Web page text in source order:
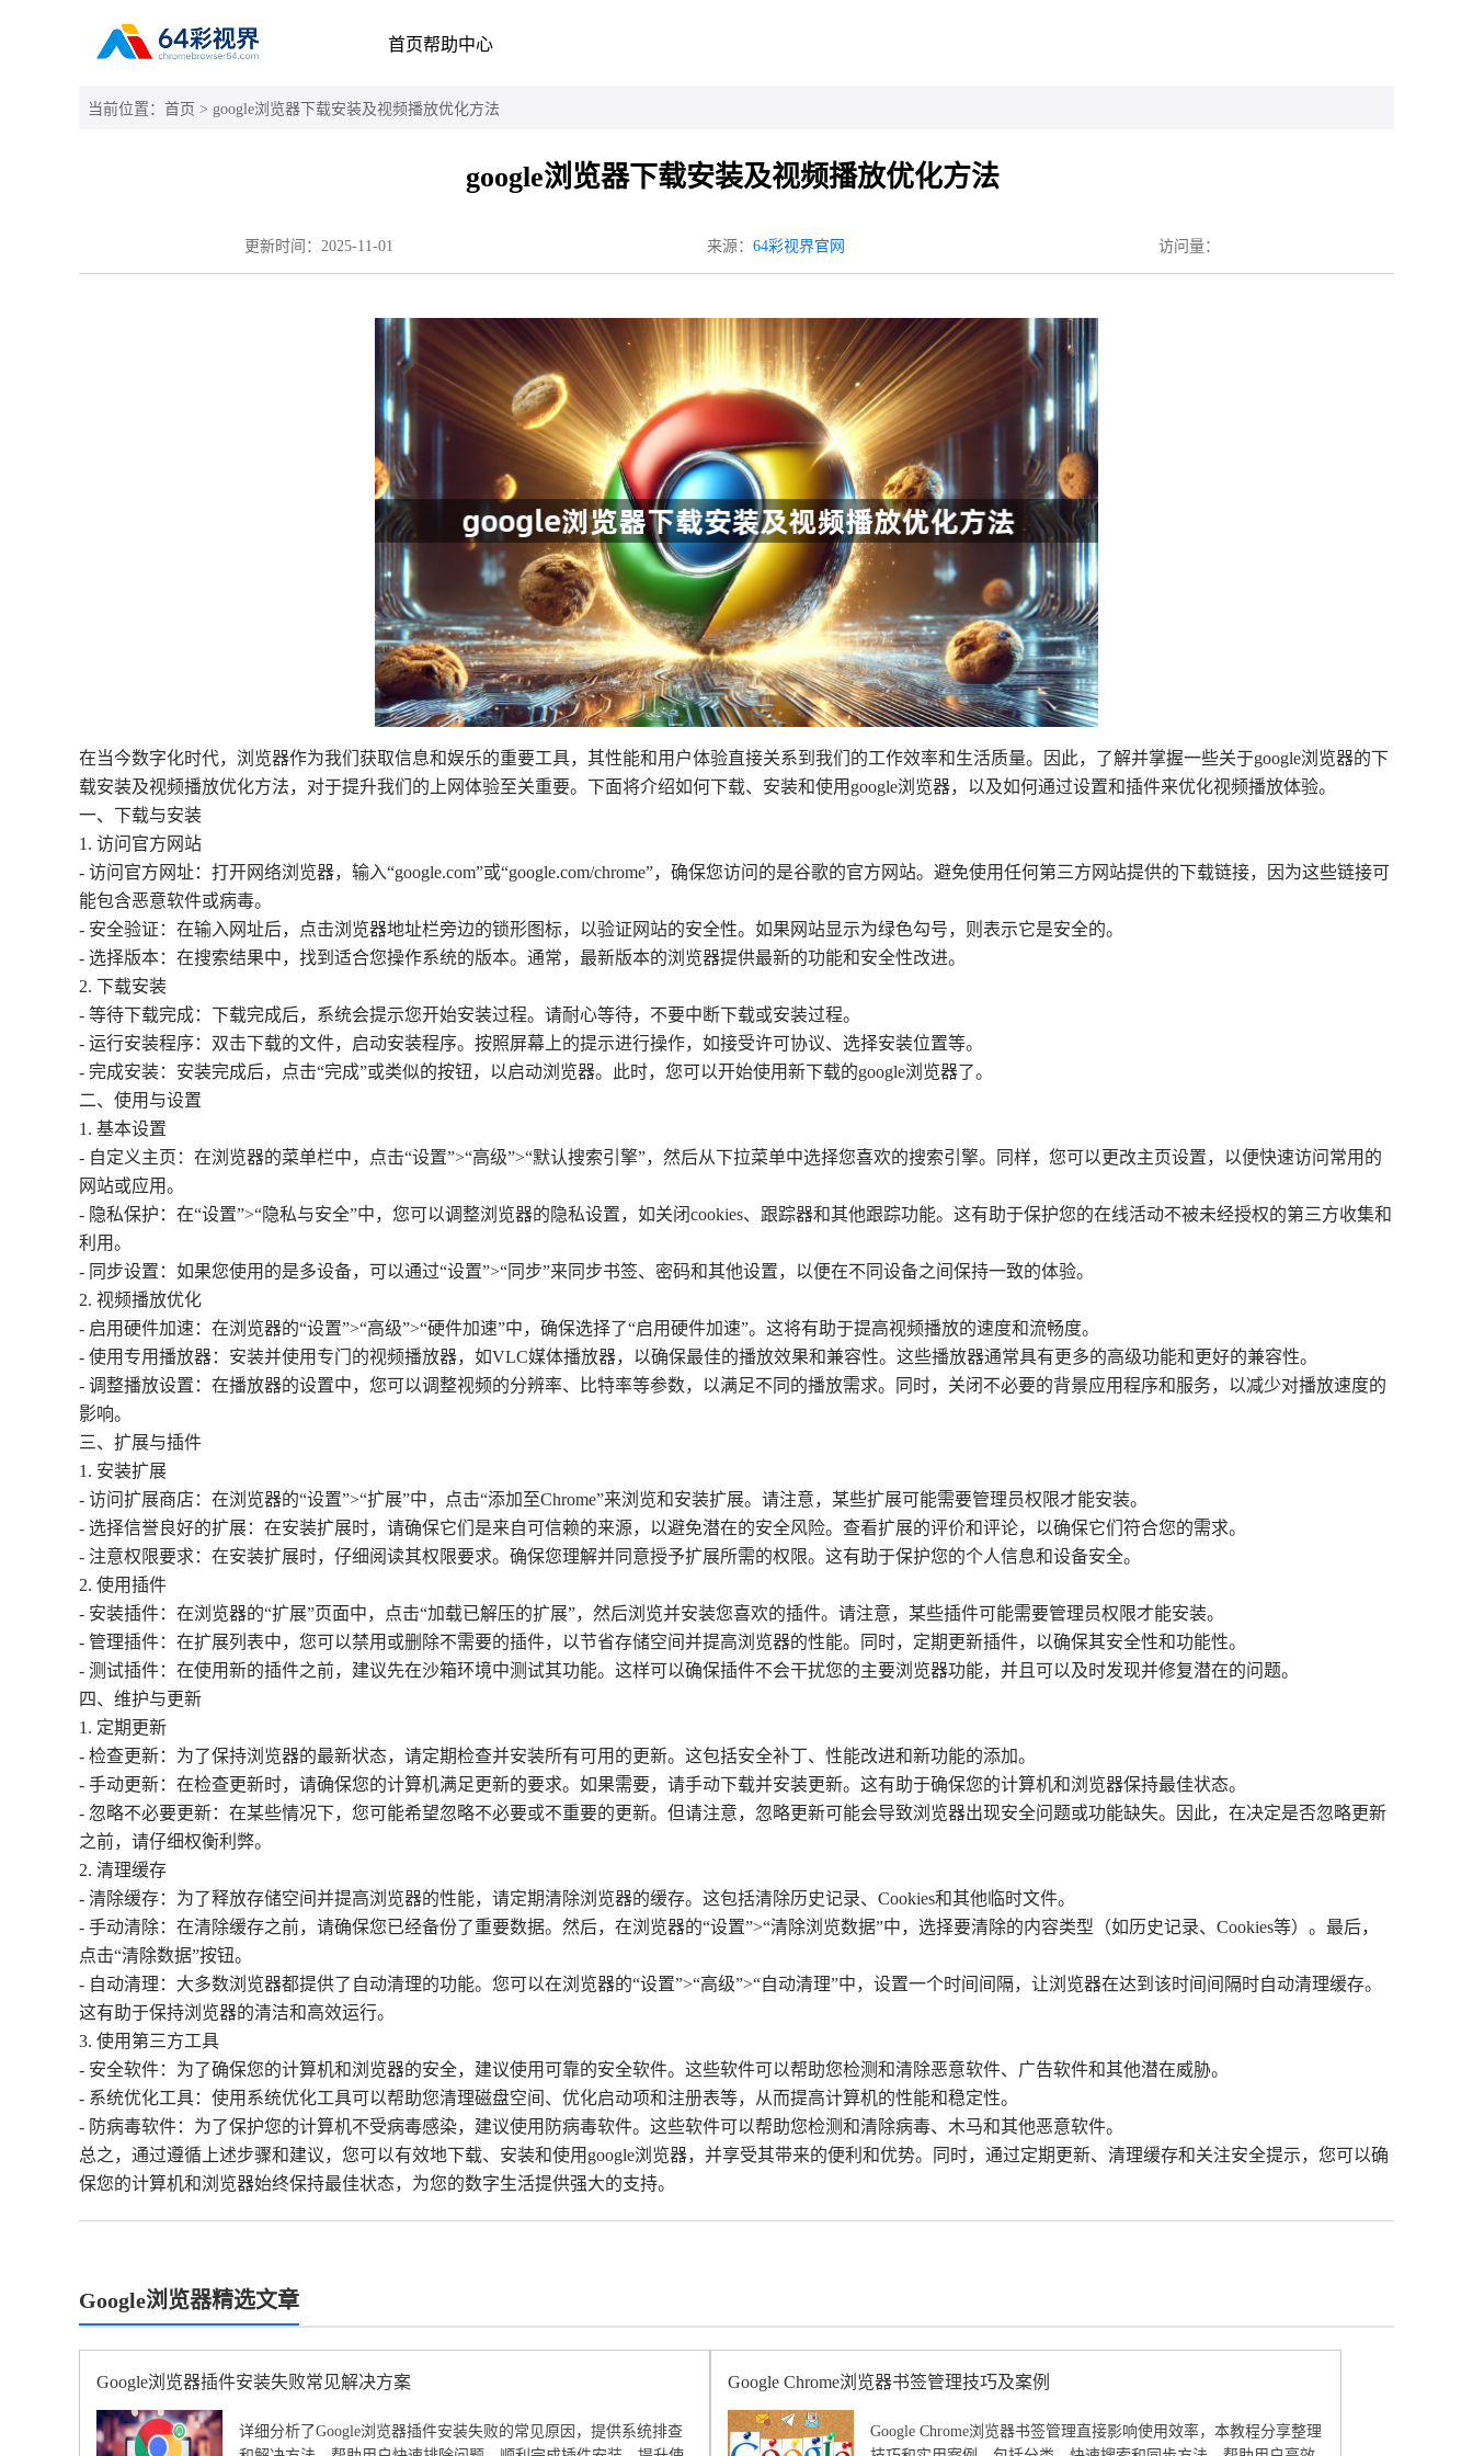
首页帮助中心
当前位置： 首页 > google浏览器下载安装及视频播放优化方法
google浏览器下载安装及视频播放优化方法
更新时间： 2025-11-01 来源： 64彩视界官网 访问量：
在当今数字化时代，浏览器作为我们获取信息和娱乐的重要工具，其性能和用户体验直接关系到我们的工作效率和生活质量。因此，了解并掌握一些关于google浏览器的下
载安装及视频播放优化方法，对于提升我们的上网体验至关重要。下面将介绍如何下载、安装和使用google浏览器，以及如何通过设置和插件来优化视频播放体验。
一、下载与安装
1. 访问官方网站
- 访问官方网址：打开网络浏览器，输入“google.com”或“google.com/chrome”，确保您访问的是谷歌的官方网站。避免使用任何第三方网站提供的下载链接，因为这些链接可
能包含恶意软件或病毒。
- 安全验证：在输入网址后，点击浏览器地址栏旁边的锁形图标，以验证网站的安全性。如果网站显示为绿色勾号，则表示它是安全的。
- 选择版本：在搜索结果中，找到适合您操作系统的版本。通常，最新版本的浏览器提供最新的功能和安全性改进。
2. 下载安装
- 等待下载完成：下载完成后，系统会提示您开始安装过程。请耐心等待，不要中断下载或安装过程。
- 运行安装程序：双击下载的文件，启动安装程序。按照屏幕上的提示进行操作，如接受许可协议、选择安装位置等。
- 完成安装：安装完成后，点击“完成”或类似的按钮，以启动浏览器。此时，您可以开始使用新下载的google浏览器了。
二、使用与设置
1. 基本设置
- 自定义主页：在浏览器的菜单栏中，点击“设置”>“高级”>“默认搜索引擎”，然后从下拉菜单中选择您喜欢的搜索引擎。同样，您可以更改主页设置，以便快速访问常用的
网站或应用。
- 隐私保护：在“设置”>“隐私与安全”中，您可以调整浏览器的隐私设置，如关闭cookies、跟踪器和其他跟踪功能。这有助于保护您的在线活动不被未经授权的第三方收集和
利用。
- 同步设置：如果您使用的是多设备，可以通过“设置”>“同步”来同步书签、密码和其他设置，以便在不同设备之间保持一致的体验。
2. 视频播放优化
- 启用硬件加速：在浏览器的“设置”>“高级”>“硬件加速”中，确保选择了“启用硬件加速”。这将有助于提高视频播放的速度和流畅度。
- 使用专用播放器：安装并使用专门的视频播放器，如VLC媒体播放器，以确保最佳的播放效果和兼容性。这些播放器通常具有更多的高级功能和更好的兼容性。
- 调整播放设置：在播放器的设置中，您可以调整视频的分辨率、比特率等参数，以满足不同的播放需求。同时，关闭不必要的背景应用程序和服务，以减少对播放速度的
影响。
三、扩展与插件
1. 安装扩展
- 访问扩展商店：在浏览器的“设置”>“扩展”中，点击“添加至Chrome”来浏览和安装扩展。请注意，某些扩展可能需要管理员权限才能安装。
- 选择信誉良好的扩展：在安装扩展时，请确保它们是来自可信赖的来源，以避免潜在的安全风险。查看扩展的评价和评论，以确保它们符合您的需求。
- 注意权限要求：在安装扩展时，仔细阅读其权限要求。确保您理解并同意授予扩展所需的权限。这有助于保护您的个人信息和设备安全。
2. 使用插件
- 安装插件：在浏览器的“扩展”页面中，点击“加载已解压的扩展”，然后浏览并安装您喜欢的插件。请注意，某些插件可能需要管理员权限才能安装。
- 管理插件：在扩展列表中，您可以禁用或删除不需要的插件，以节省存储空间并提高浏览器的性能。同时，定期更新插件，以确保其安全性和功能性。
- 测试插件：在使用新的插件之前，建议先在沙箱环境中测试其功能。这样可以确保插件不会干扰您的主要浏览器功能，并且可以及时发现并修复潜在的问题。
四、维护与更新
1. 定期更新
- 检查更新：为了保持浏览器的最新状态，请定期检查并安装所有可用的更新。这包括安全补丁、性能改进和新功能的添加。
- 手动更新：在检查更新时，请确保您的计算机满足更新的要求。如果需要，请手动下载并安装更新。这有助于确保您的计算机和浏览器保持最佳状态。
- 忽略不必要更新：在某些情况下，您可能希望忽略不必要或不重要的更新。但请注意，忽略更新可能会导致浏览器出现安全问题或功能缺失。因此，在决定是否忽略更新
之前，请仔细权衡利弊。
2. 清理缓存
- 清除缓存：为了释放存储空间并提高浏览器的性能，请定期清除浏览器的缓存。这包括清除历史记录、Cookies和其他临时文件。
- 手动清除：在清除缓存之前，请确保您已经备份了重要数据。然后，在浏览器的“设置”>“清除浏览数据”中，选择要清除的内容类型（如历史记录、Cookies等）。最后，
点击“清除数据”按钮。
- 自动清理：大多数浏览器都提供了自动清理的功能。您可以在浏览器的“设置”>“高级”>“自动清理”中，设置一个时间间隔，让浏览器在达到该时间间隔时自动清理缓存。
这有助于保持浏览器的清洁和高效运行。
3. 使用第三方工具
- 安全软件：为了确保您的计算机和浏览器的安全，建议使用可靠的安全软件。这些软件可以帮助您检测和清除恶意软件、广告软件和其他潜在威胁。
- 系统优化工具：使用系统优化工具可以帮助您清理磁盘空间、优化启动项和注册表等，从而提高计算机的性能和稳定性。
- 防病毒软件：为了保护您的计算机不受病毒感染，建议使用防病毒软件。这些软件可以帮助您检测和清除病毒、木马和其他恶意软件。
总之，通过遵循上述步骤和建议，您可以有效地下载、安装和使用google浏览器，并享受其带来的便利和优势。同时，通过定期更新、清理缓存和关注安全提示，您可以确
保您的计算机和浏览器始终保持最佳状态，为您的数字生活提供强大的支持。
Google浏览器精选文章
Google浏览器插件安装失败常见解决方案
详细分析了Google浏览器插件安装失败的常见原因，提供系统排查
Google Chrome浏览器书签管理技巧及案例
Google Chrome浏览器书签管理直接影响使用效率，本教程分享整理